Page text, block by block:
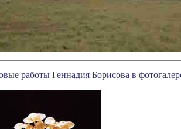
работы Геннадия Борисова в